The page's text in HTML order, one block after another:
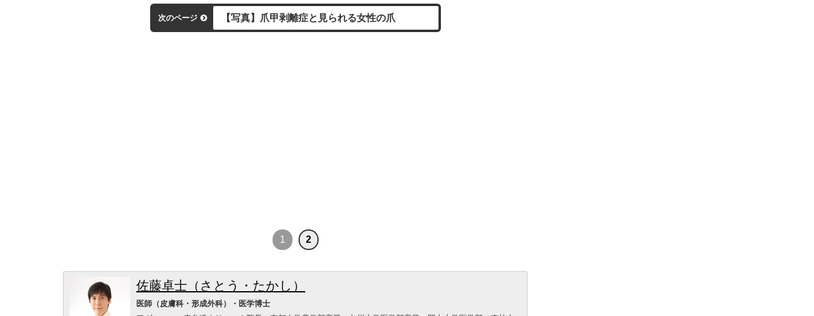
次のページ 【写真】爪甲剥離症と見られる女性の爪
1 2
佐藤卓士（さとう・たかし）
医師（皮膚科・形成外科）・医学博士